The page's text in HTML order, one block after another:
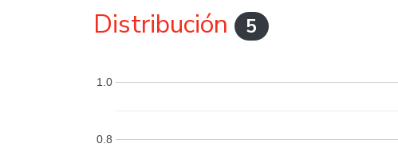
Distribución 5
0.8
1.0